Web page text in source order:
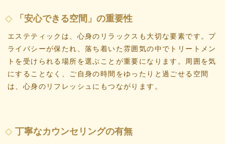
「安心できる空間」の重要性
エステティックは、心身のリラックスも大切な要素です。プ
ライバシーが保たれ、落ち着いた雰囲気の中でトリートメン
トを受けられる場所を選ぶことが重要になります。周囲を気
にすることなく、ご自身の時間をゆったりと過ごせる空間
は、心身のリフレッシュにもつながります。
丁寧なカウンセリングの有無